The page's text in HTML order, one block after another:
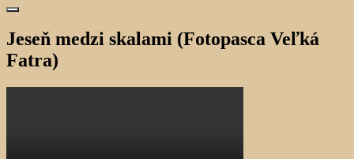
Jeseň medzi skalami (Fotopasca Veľká
Fatra)